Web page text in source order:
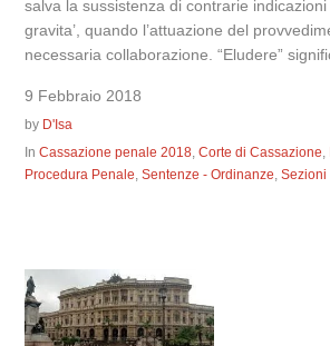
salva la sussistenza di contrarie
gravita’, quando l’attuazione del
necessaria collaborazione. “Eludere”
9 Febbraio 2018
by D'Isa
InCassazione penale 2018,Corte di Cassazione,
Procedura Penale,Sentenze - Ordinanze,Sezioni